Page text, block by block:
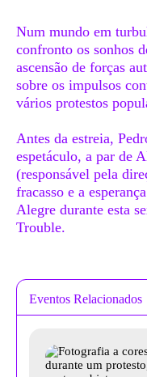
Num mundo em
confronto os sonhos
ascensão de forças
sobre os impulsos
vários protestos
Antes da estreia,
espetáculo, a par de
(responsável pela
fracasso e a
Alegre durante esta
Trouble.
Eventos Relacionados